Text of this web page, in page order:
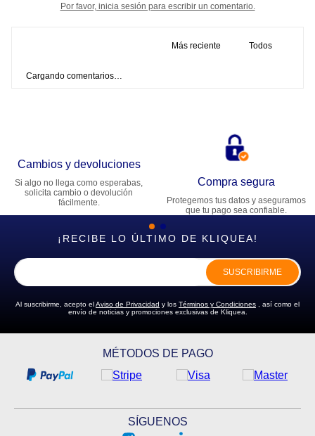
Por favor, inicia sesión para escribir un comentario.
Más reciente Todos
Cargando comentarios…
Cambios y devoluciones
Si algo no llega como esperabas,
solicita cambio o devolución
fácilmente.
Compra segura
Protegemos tus datos y aseguramos
que tu pago sea confiable.
¡RECIBE LO ÚLTIMO DE KLIQUEA!
SUSCRIBIRME
Al suscribirme, acepto elAviso de Privacidad y los Términos y Condiciones , así como el
envío de noticias y promociones exclusivas de Kliquea.
MÉTODOS DE PAGO
SÍGUENOS